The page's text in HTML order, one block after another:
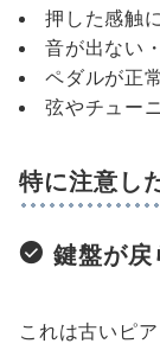
押した感触
音が出ない
ペダルが正
弦やチュー
特に注意し
鍵盤が
これは古いピ